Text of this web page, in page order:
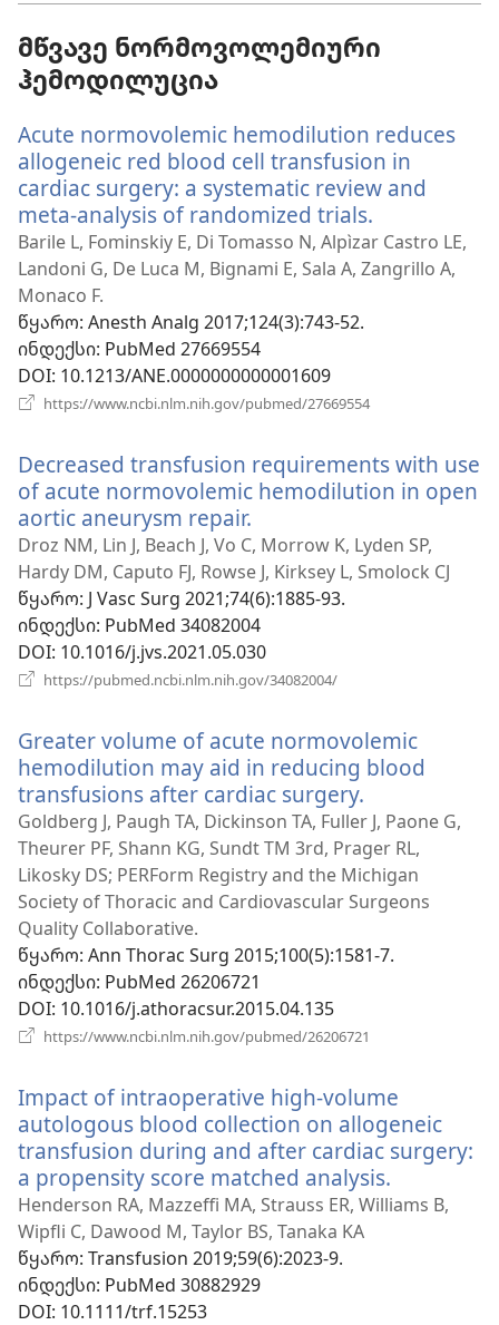
მწვავე ნორმოვოლემიური
ჰემოდილუცია
Acute normovolemic hemodilution reduces
allogeneic red blood cell transfusion in
cardiac surgery: a systematic review and
meta-analysis of randomized trials.
ახალი
ფანჯარა)
Barile L, Fominskiy E, Di Tomasso N, Alpìzar Castro LE,
Landoni G, De Luca M, Bignami E, Sala A, Zangrillo A,
Monaco F.
წყარო‎: Anesth Analg 2017;124(3):743-52.
ინდექსი‎: PubMed 27669554
DOI‎: 10.1213/ANE.0000000000001609
https://www.ncbi.nlm.nih.gov/pubmed/27669554
Decreased transfusion requirements with use
of acute normovolemic hemodilution in open
aortic aneurysm repair.
ახალი
ფანჯარა)
Droz NM, Lin J, Beach J, Vo C, Morrow K, Lyden SP,
Hardy DM, Caputo FJ, Rowse J, Kirksey L, Smolock CJ
წყარო‎: J Vasc Surg 2021;74(6):1885-93.
ინდექსი‎: PubMed 34082004
DOI‎: 10.1016/j.jvs.2021.05.030
https://pubmed.ncbi.nlm.nih.gov/34082004/
Greater volume of acute normovolemic
hemodilution may aid in reducing blood
transfusions after cardiac surgery.
ახალი
ფანჯარა)
Goldberg J, Paugh TA, Dickinson TA, Fuller J, Paone G,
Theurer PF, Shann KG, Sundt TM 3rd, Prager RL,
Likosky DS; PERForm Registry and the Michigan
Society of Thoracic and Cardiovascular Surgeons
Quality Collaborative.
წყარო‎: Ann Thorac Surg 2015;100(5):1581-7.
ინდექსი‎: PubMed 26206721
DOI‎: 10.1016/j.athoracsur.2015.04.135
https://www.ncbi.nlm.nih.gov/pubmed/26206721
Impact of intraoperative high-volume
autologous blood collection on allogeneic
transfusion during and after cardiac surgery:
a propensity score matched analysis.
ახალი
Henderson RA, Mazzeffi MA, Strauss ER, Williams B,
Wipfli C, Dawood M, Taylor BS, Tanaka KA
წყარო‎: Transfusion 2019;59(6):2023-9.
ინდექსი‎: PubMed 30882929
DOI‎: 10.1111/trf.15253